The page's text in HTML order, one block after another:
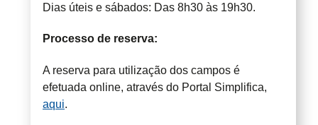
Dias úteis e sábados: Das 8h30 às 19h30.
Processo de reserva:
A reserva para utilização dos campos é
efetuada online, através do Portal Simplifica,
aqui.